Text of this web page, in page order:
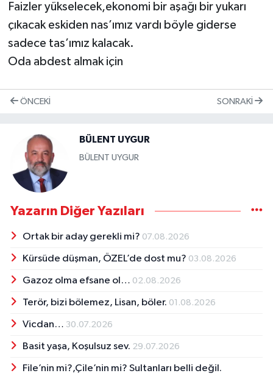
Faizler yükselecek,ekonomi bir aşağı bir yukarı
çıkacak eskiden nas’ımız vardı böyle giderse
sadece tas’ımız kalacak.
Oda abdest almak için
ÖNCEKI SONRAKI
BÜLENT UYGUR
BÜLENT UYGUR
Yazarın Diğer Yazıları
Ortak bir aday gerekli mi? 07.08.2026
Kürsüde düşman, ÖZEL’de dost mu? 03.08.2026
Gazoz olma efsane ol… 02.08.2026
Terör, bizi bölemez, Lisan, böler. 01.08.2026
Vicdan… 30.07.2026
Basit yaşa, Koşulsuz sev. 29.07.2026
File’nin mi?,Çile’nin mi? Sultanları belli değil.